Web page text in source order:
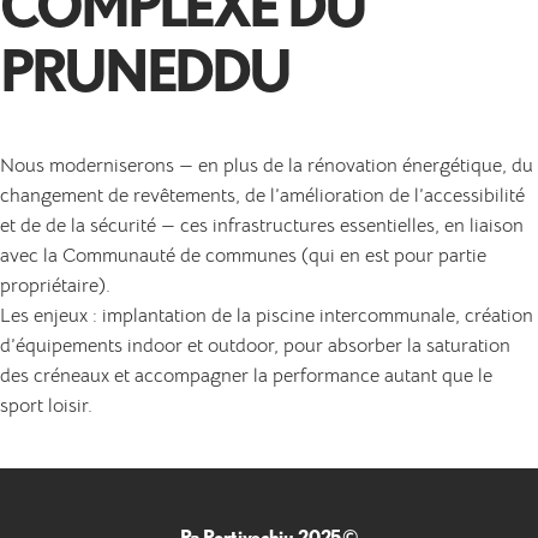
PRUNEDDU
Nous moderniserons — en plus de la rénovation énergétique, du
changement de revêtements, de l’amélioration de l’accessibilité
et de de la sécurité — ces infrastructures essentielles, en liaison
avec la Communauté de communes (qui en est pour partie
propriétaire).
Les enjeux : implantation de la piscine intercommunale, création
d’équipements indoor et outdoor, pour absorber la saturation
des créneaux et accompagner la performance autant que le
sport loisir.